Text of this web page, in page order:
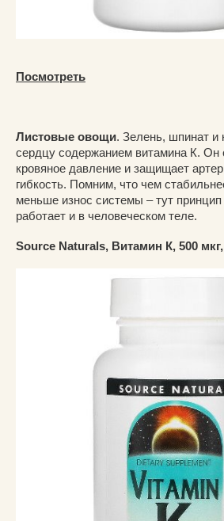
Посмотреть
Листовые овощи. Зелень, шпинат и
сердцу содержанием витамина К. Он
кровяное давление и защищает
гибкость. Помним, что чем
меньше износ системы – тут
работает и в человеческом теле.
Source Naturals, Витамин К, 500